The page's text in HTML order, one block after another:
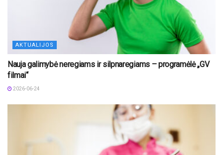
AKTUALIJOS
Nauja galimybė neregiams ir silpnaregiams – programėlė „GV
filmai“
2026-06-24